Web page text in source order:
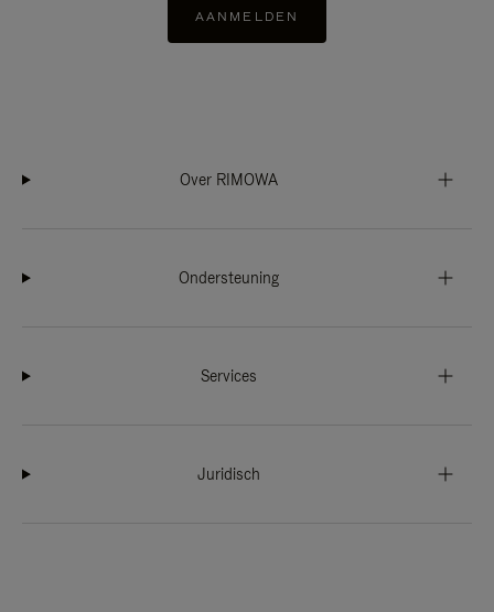
AANMELDEN
Over RIMOWA
Ondersteuning
Services
Juridisch